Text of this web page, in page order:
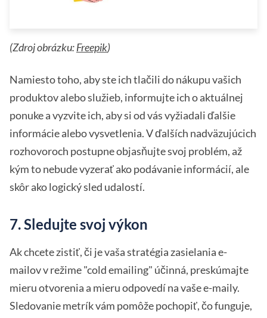
(Zdroj obrázku:Freepik)
Namiesto toho, aby ste ich tlačili do nákupu vašich
produktov alebo služieb, informujte ich o aktuálnej
ponuke a vyzvite ich, aby si od vás vyžiadali ďalšie
informácie alebo vysvetlenia. V ďalších nadväzujúcich
rozhovoroch postupne objasňujte svoj problém, až
kým to nebude vyzerať ako podávanie informácií, ale
skôr ako logický sled udalostí.
7. Sledujte svoj výkon
Ak chcete zistiť, či je vaša stratégia zasielania e-
mailov v režime "cold emailing" účinná, preskúmajte
mieru otvorenia a mieru odpovedí na vaše e-maily.
Sledovanie metrík vám pomôže pochopiť, čo funguje,